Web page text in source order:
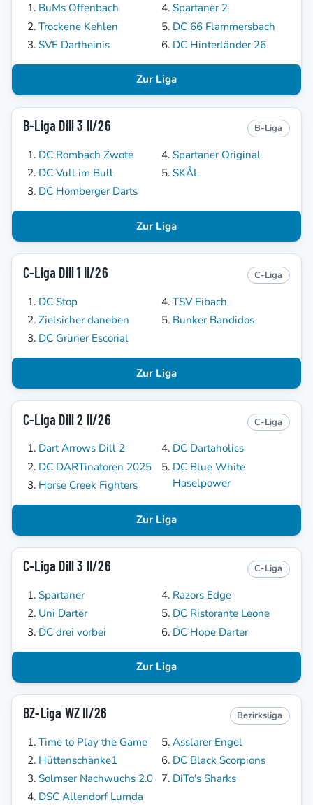
BuMs Offenbach
Trockene Kehlen
SVE Dartheinis
Spartaner 2
DC 66 Flammersbach
DC Hinterländer 26
Zur Liga
B-Liga Dill 3 II/26 B-Liga
DC Rombach Zwote
DC Vull im Bull
DC Homberger Darts
Spartaner Original
SKÅL
Zur Liga
C-Liga Dill 1 II/26 C-Liga
DC Stop
Zielsicher daneben
DC Grüner Escorial
TSV Eibach
Bunker Bandidos
Zur Liga
C-Liga Dill 2 II/26 C-Liga
Dart Arrows Dill 2
DC DARTinatoren 2025
Horse Creek Fighters
DC Dartaholics
DC Blue White
Haselpower
Zur Liga
C-Liga Dill 3 II/26 C-Liga
Spartaner
Uni Darter
DC drei vorbei
Razors Edge
DC Ristorante Leone
DC Hope Darter
Zur Liga
BZ-Liga WZ II/26 Bezirksliga
Time to Play the Game
Hüttenschänke1
Solmser Nachwuchs 2.0
DSC Allendorf Lumda
Asslarer Engel
DC Black Scorpions
DiTo's Sharks